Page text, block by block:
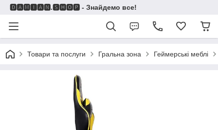
🅳🅰🅼🅸🅰🅽.🆂🅷🅾🅿 - Знайдемо все!
Товари та послуги Гральна зона Геймерські меблі